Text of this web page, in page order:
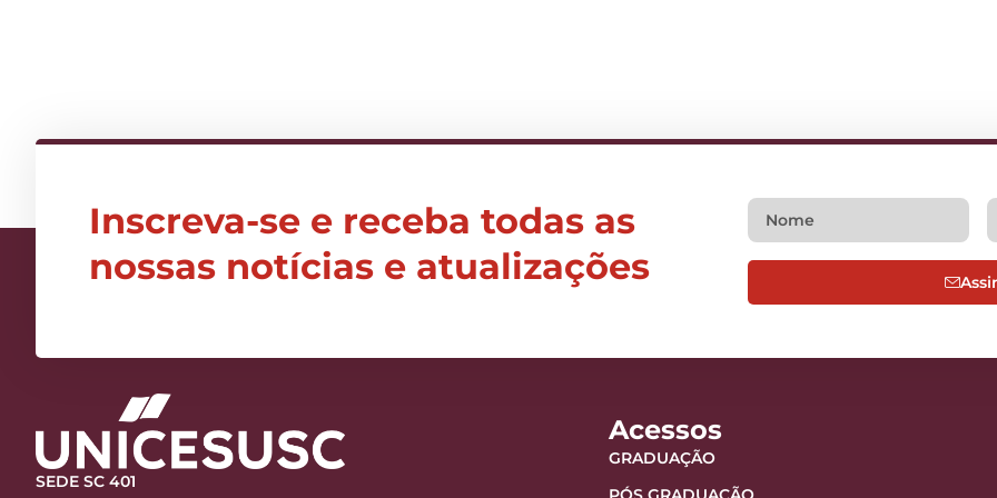
Inscreva-se e receba todas as
nossas notícias e atualizações
SEDE SC 401
Acessos
GRADUAÇÃO